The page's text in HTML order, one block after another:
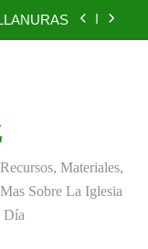
SER FIEL
PERDÓN
Materiales,
Sobre La Iglesia
Día